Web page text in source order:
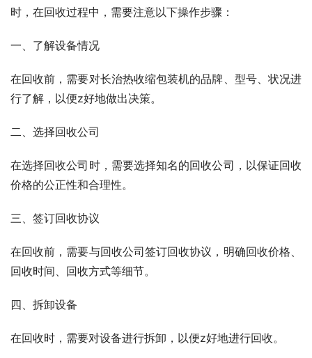
时，在回收过程中，需要注意以下操作步骤：
一、了解设备情况
在回收前，需要对长治热收缩包装机的品牌、型号、状况进
行了解，以便z好地做出决策。
二、选择回收公司
在选择回收公司时，需要选择知名的回收公司，以保证回收
价格的公正性和合理性。
三、签订回收协议
在回收前，需要与回收公司签订回收协议，明确回收价格、
回收时间、回收方式等细节。
四、拆卸设备
在回收时，需要对设备进行拆卸，以便z好地进行回收。